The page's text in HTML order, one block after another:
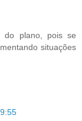
plano, pois se
situações